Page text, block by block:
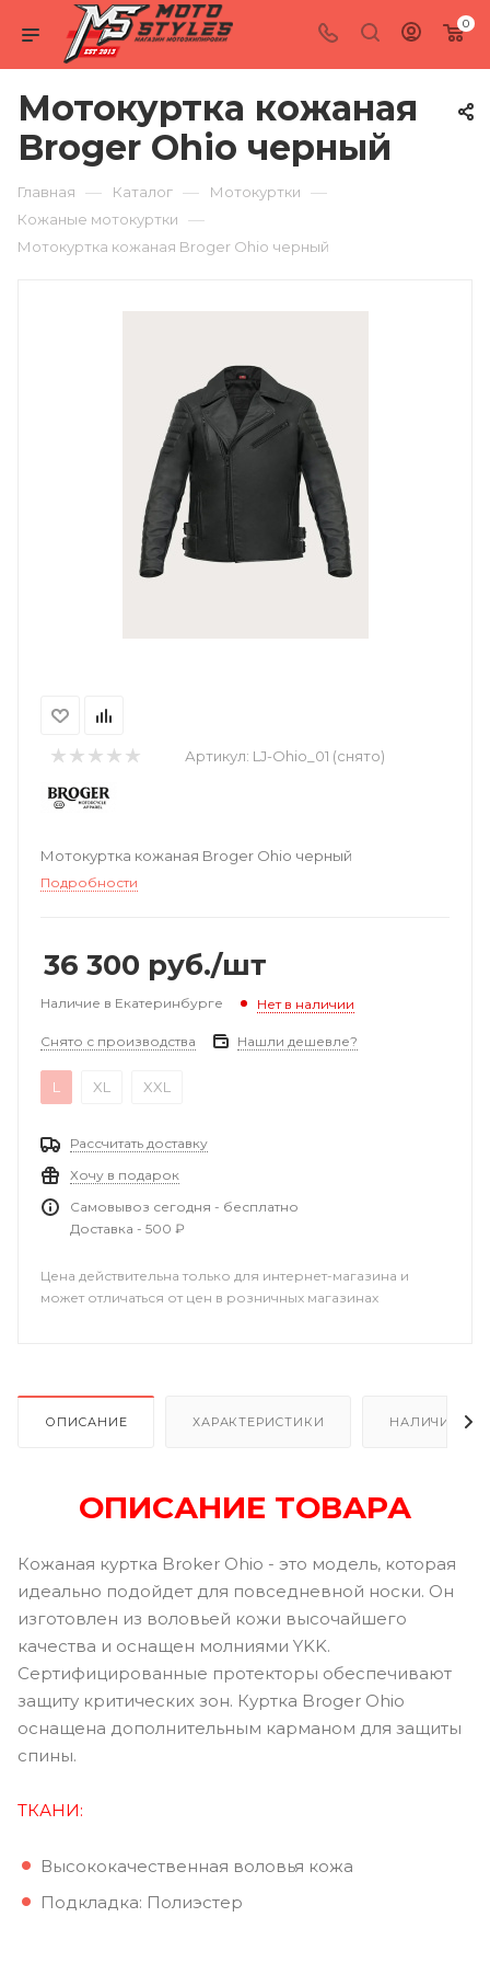
0
Мотокуртка кожаная
Broger Ohio черный
Главная — Каталог — Мотокуртки —
Кожаные мотокуртки —
Мотокуртка кожаная Broger Ohio черный
Артикул: LJ-Ohio_01 (снято)
Мотокуртка кожаная Broger Ohio черный
Подробности
36 300 руб./шт
Наличие в Екатеринбурге Нет в наличии
Снято с производства Нашли дешевле?
L XL XXL
Рассчитать доставку
Хочу в подарок
Самовывоз сегодня - бесплатно
Доставка - 500 ₽
Цена действительна только для интернет-магазина и
может отличаться от цен в розничных магазинах
ОПИСАНИЕ ХАРАКТЕРИСТИКИ НАЛИЧИЕ В
ОПИСАНИЕ ТОВАРА
Кожаная куртка Broker Ohio - это модель, которая
идеально подойдет для повседневной носки. Он
изготовлен из воловьей кожи высочайшего
качества и оснащен молниями YKK.
Сертифицированные протекторы обеспечивают
защиту критических зон. Куртка Broger Ohio
оснащена дополнительным карманом для защиты
спины.
ТКАНИ:
Высококачественная воловья кожа
Подкладка: Полиэстер